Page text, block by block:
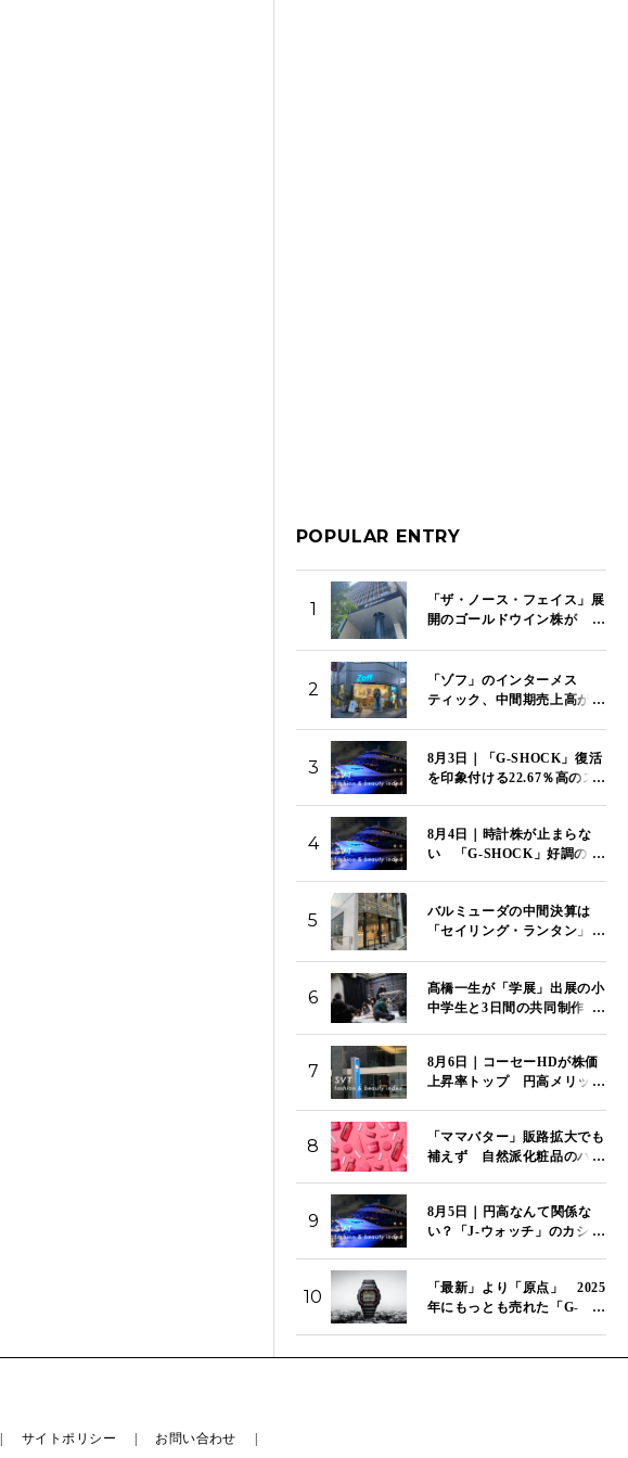
POPULAR ENTRY
1
「ザ・ノース・フェイス」展
開のゴールドウイン株が
り
2
「ゾフ」のインターメス
ティック、中間期売上高が8
ため」の目黒蓮CMで成長加
速
3
8月3日｜「G-SHOCK」復活
を印象付ける22.67％高のス
ス」は14,117ポイント
4
8月4日｜時計株が止まらな
い 「G-SHOCK」好調のカ
「SVT インデックス」は
14,081ポイント
5
バルミューダの中間決算は
「セイリング・ランタン」が
6
髙橋一生が「学展」出展の小
中学生と3日間の共同制作
7
8月6日｜コーセーHDが株価
上昇率トップ 円高メリット
をけん引 「SVT インデッ
クス」は14,272ポイント
8
「ママバター」販路拡大でも
補えず 自然派化粧品のハウ
9
8月5日｜円高なんて関係な
い？「J-ウォッチ」のカシ
インデックス」は13,980ポイ
ント
10
「最新」より「原点」 2025
年にもっとも売れた「G-
サイトポリシー お問い合わせ